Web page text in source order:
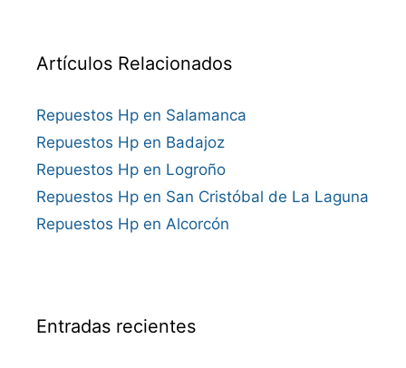
Artículos Relacionados
Repuestos Hp en Salamanca
Repuestos Hp en Badajoz
Repuestos Hp en Logroño
Repuestos Hp en San Cristóbal de La Laguna
Repuestos Hp en Alcorcón
Entradas recientes